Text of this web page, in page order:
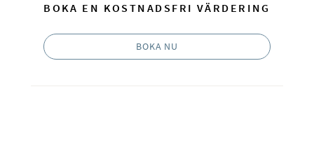
BOKA EN KOSTNADSFRI VÄRDERING
BOKA NU